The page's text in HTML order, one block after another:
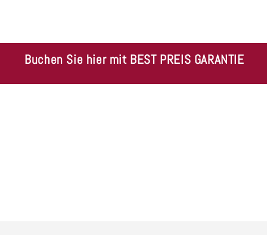
Buchen Sie hier mit BEST PREIS GARANTIE